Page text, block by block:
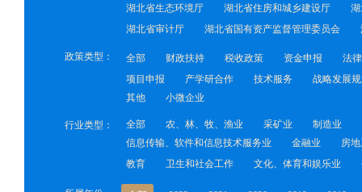
湖北省生态环境厅
湖北省住房和城乡建设厅
湖北省审计厅
湖北省国有资产监督管理委员会
政策类型： 全部 财政扶持 税收政策 资金申报
法
项目申报
产学研合作 技术服务
战略发展
其他
小微企业
行业类型： 全部 农、林、牧、渔业 采矿业
制造业
信息传输、软件和信息技术服务业
金融业
房
教育
卫生和社会工作 文化、体育和娱乐业